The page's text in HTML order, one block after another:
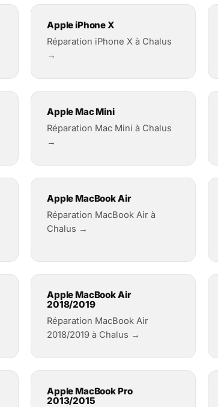
Apple iPhone X
Réparation iPhone X à Chalus
→
Apple Mac Mini
Réparation Mac Mini à Chalus
→
Apple MacBook Air
Réparation MacBook Air à
Chalus →
Apple MacBook Air
2018/2019
Réparation MacBook Air
2018/2019 à Chalus →
Apple MacBook Pro
2013/2015